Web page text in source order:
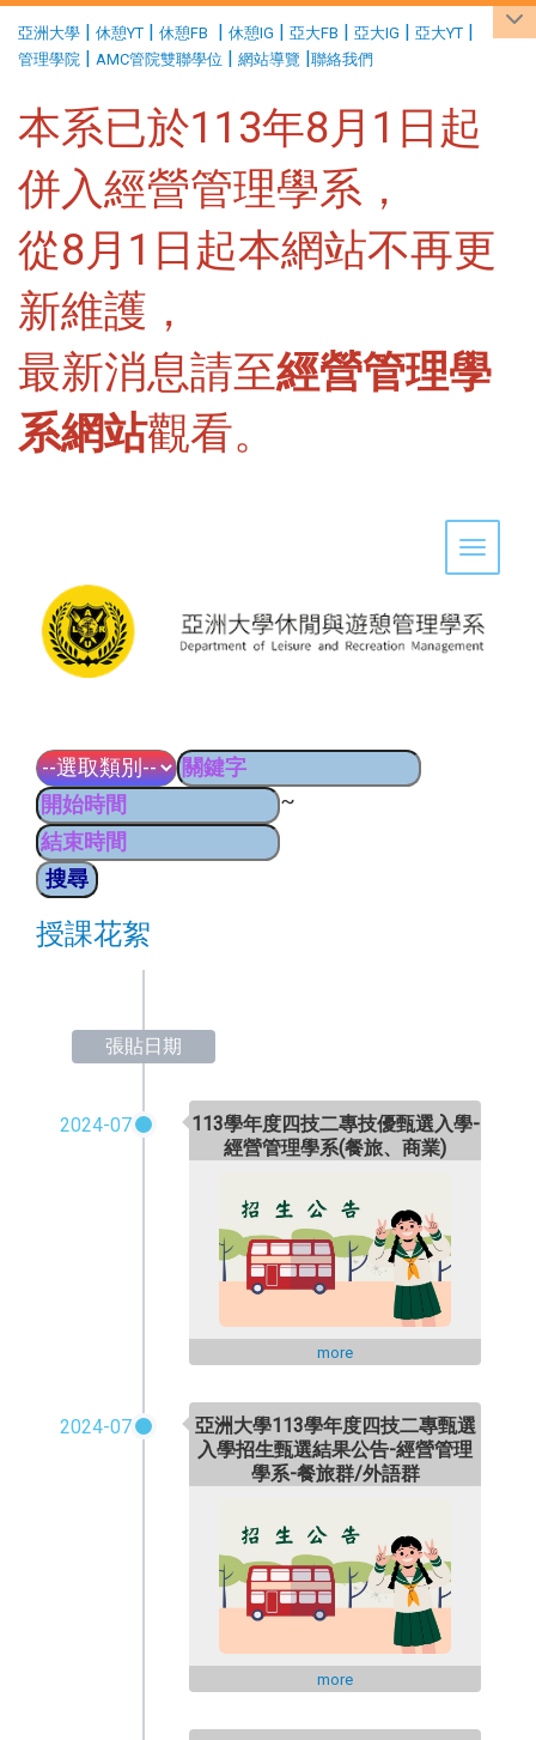
亞洲大學 | 休憩YT | 休憩FB | 休憩IG | 亞大FB | 亞大IG | 亞大YT |
管理學院 | AMC管院雙聯學位 | 網站導覽 |聯絡我們
本系已於113年8月1日起
併入經營管理學系，
從8月1日起本網站不再更
新維護，
最新消息請至經營管理學
系網站觀看。
Toggle
~
授課花絮
張貼日期
2024-07
113學年度四技二專技優甄選入學-
經營管理學系(餐旅、商業)
more
2024-07
亞洲大學113學年度四技二專甄選
入學招生甄選結果公告-經營管理
學系-餐旅群/外語群
more